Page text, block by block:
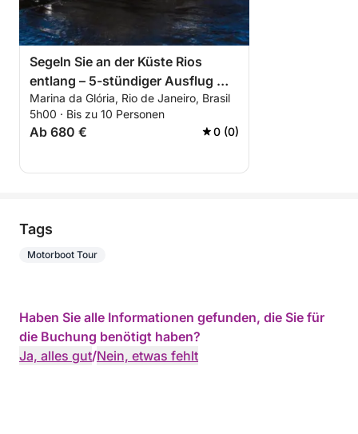
Segeln Sie an der Küste Rios
entlang – 5-stündiger Ausflug mit
malerischer Aussicht ab Marina
da Glória
Marina da Glória, Rio de Janeiro, Brasil
5h00 · Bis zu 10 Personen
Ab 680 € 0 (0)
Tags
Motorboot Tour
Haben Sie alle Informationen gefunden, die Sie für
die Buchung benötigt haben?
Ja, alles gut/Nein, etwas fehlt